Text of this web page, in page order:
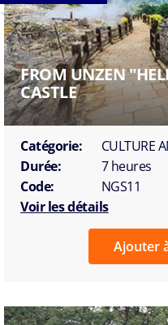
FROM UNZEN
CASTLE
Catégorie:
CULTURE
Durée:
7 heures
Code:
NGS11
Voir les détails
Ajouter